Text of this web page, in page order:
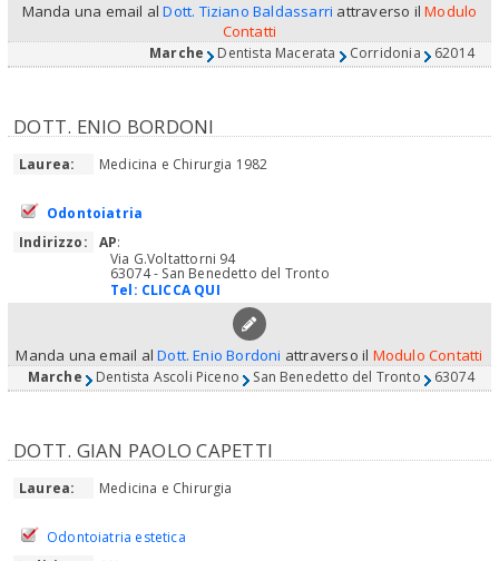
Manda una email alDott. Tiziano Baldassarri attraverso ilModulo
Contatti
Marche Dentista Macerata Corridonia 62014
DOTT. ENIO BORDONI
Laurea: Medicina e Chirurgia 1982
Odontoiatria
Indirizzo:
AP:
Via G.Voltattorni 94
63074 - San Benedetto del Tronto
Tel: CLICCA QUI
Manda una email alDott. Enio Bordoni attraverso il Modulo Contatti
Marche Dentista Ascoli Piceno San Benedetto del Tronto 63074
DOTT. GIAN PAOLO CAPETTI
Laurea: Medicina e Chirurgia
Odontoiatria estetica